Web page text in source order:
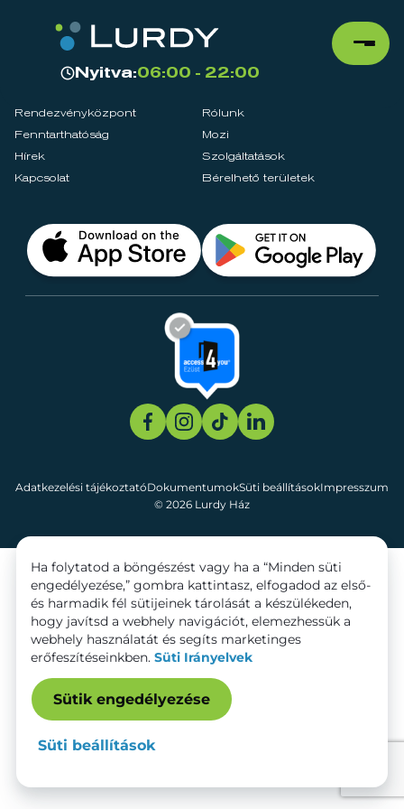
Nyitva:06:00 - 22:00
Rendezvényközpont
Rólunk
Fenntarthatóság
Mozi
Hírek
Szolgáltatások
Kapcsolat
Bérelhető területek
© 2026 Lurdy Ház
Adatkezelési tájékoztatóDokumentumokSüti beállításokImpresszum
Ha folytatod a böngészést vagy ha a “Minden süti
engedélyezése,” gombra kattintasz, elfogadod az első-
és harmadik fél sütijeinek tárolását a készülékeden,
hogy javítsd a webhely navigációt, elemezhessük a
webhely használatát és segíts marketinges
erőfeszítéseinkben. Süti Irányelvek
Sütik engedélyezése
Süti beállítások